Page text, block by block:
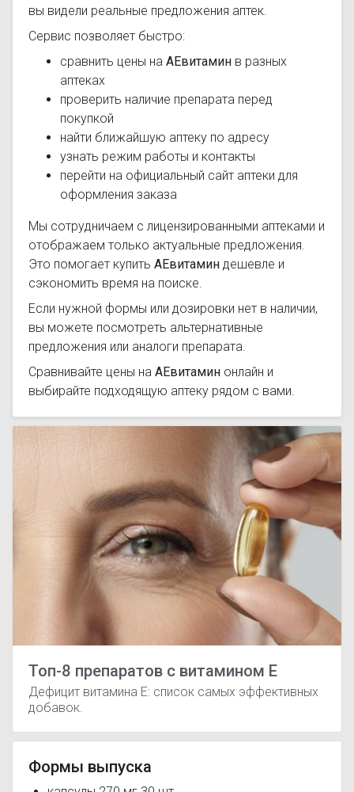
вы видели реальные предложения аптек.
Сервис позволяет быстро:
сравнить цены на АЕвитамин в разных
аптеках
проверить наличие препарата перед
покупкой
найти ближайшую аптеку по адресу
узнать режим работы и контакты
перейти на официальный сайт аптеки для
оформления заказа
Мы сотрудничаем с лицензированными аптеками и
отображаем только актуальные предложения.
Это помогает купить АЕвитамин дешевле и
сэкономить время на поиске.
Если нужной формы или дозировки нет в наличии,
вы можете посмотреть альтернативные
предложения или аналоги препарата.
Сравнивайте цены на АЕвитамин онлайн и
выбирайте подходящую аптеку рядом с вами.
Топ-8 препаратов с витамином Е
Дефицит витамина Е: список самых эффективных
добавок.
Формы выпуска